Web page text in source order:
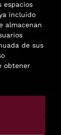
una ayuda
librerías de
2025.
Reservados |
espacios
incluido
almacenan
de sus
obtener